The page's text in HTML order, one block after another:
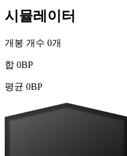
시뮬레이터
개봉 개수 0개
합 0BP
평균 0BP